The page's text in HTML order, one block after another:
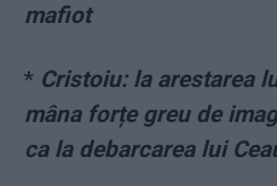
mafiot
* Cristoiu: la arestarea
mâna forțe greu de
ca la debarcarea lui